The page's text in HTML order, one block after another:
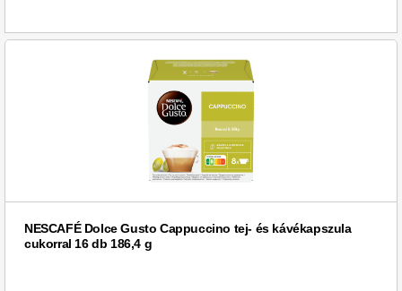
NESCAFÉ Dolce Gusto Cappuccino tej- és kávékapszula
cukorral 16 db 186,4 g